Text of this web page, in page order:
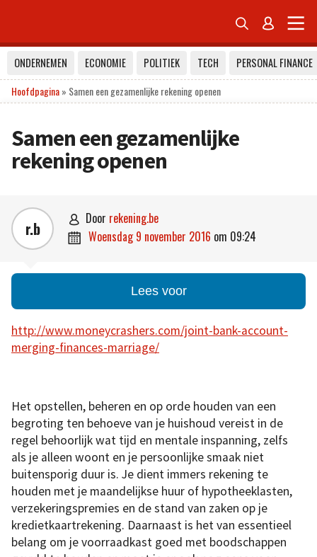
 
ONDERNEMEN ECONOMIE POLITIEK TECH
PERSONAL FINANCE
Hoofdpagina» Samen een gezamenlijke rekening openen
Samen een gezamenlijke
rekening openen
r.b  door rekening.be
 woensdag 9 november 2016 om 09:24
Lees voor
http://www.moneycrashers.com/joint-bank-account-
merging-finances-marriage/
Het opstellen, beheren en op orde houden van een
begroting ten behoeve van je huishoud vereist in de
regel behoorlijk wat tijd en mentale inspanning, zelfs
als je alleen woont en je persoonlijke smaak niet
buitensporig duur is. Je dient immers rekening te
houden met je maandelijkse huur of hypotheeklasten,
verzekeringspremies en de stand van zaken op je
kredietkaartrekening. Daarnaast is het van essentieel
belang om je voorraadkast goed met boodschappen